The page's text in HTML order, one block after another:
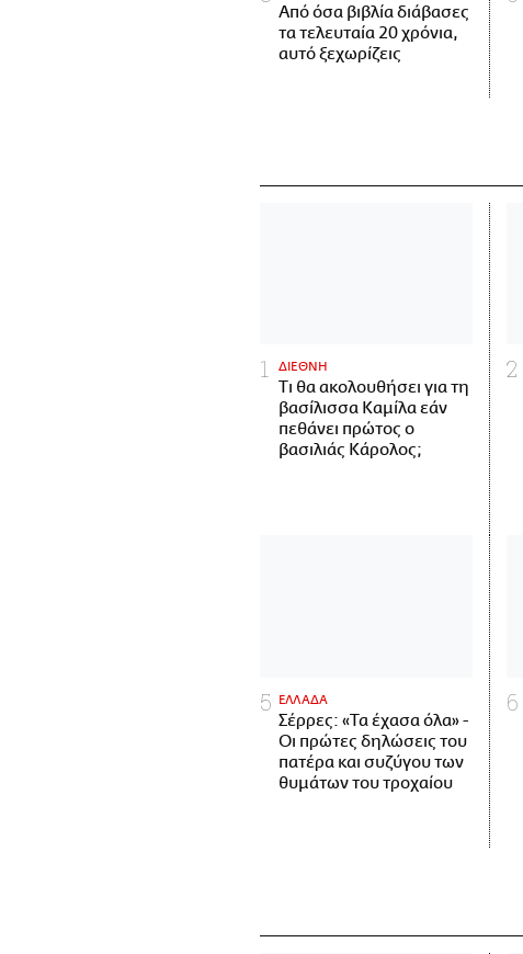
Από όσα βιβλία διάβασες
τα τελευταία 20 χρόνια,
αυτό ξεχωρίζεις
ΔΙΕΘΝΗ
Τι θα ακολουθήσει για τη
βασίλισσα Καμίλα εάν
πεθάνει πρώτος ο
βασιλιάς Κάρολος;
ΕΛΛΑΔΑ
Σέρρες: «Τα έχασα όλα» -
Οι πρώτες δηλώσεις του
πατέρα και συζύγου των
θυμάτων του τροχαίου